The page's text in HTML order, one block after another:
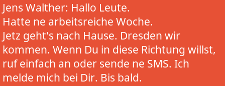
Jens Walther: Hallo Leute.
Hatte ne arbeitsreiche Woche.
Jetz geht's nach Hause. Dresden wir
kommen. Wenn Du in diese Richtung willst,
ruf einfach an oder sende ne SMS. Ich
melde mich bei Dir. Bis bald.